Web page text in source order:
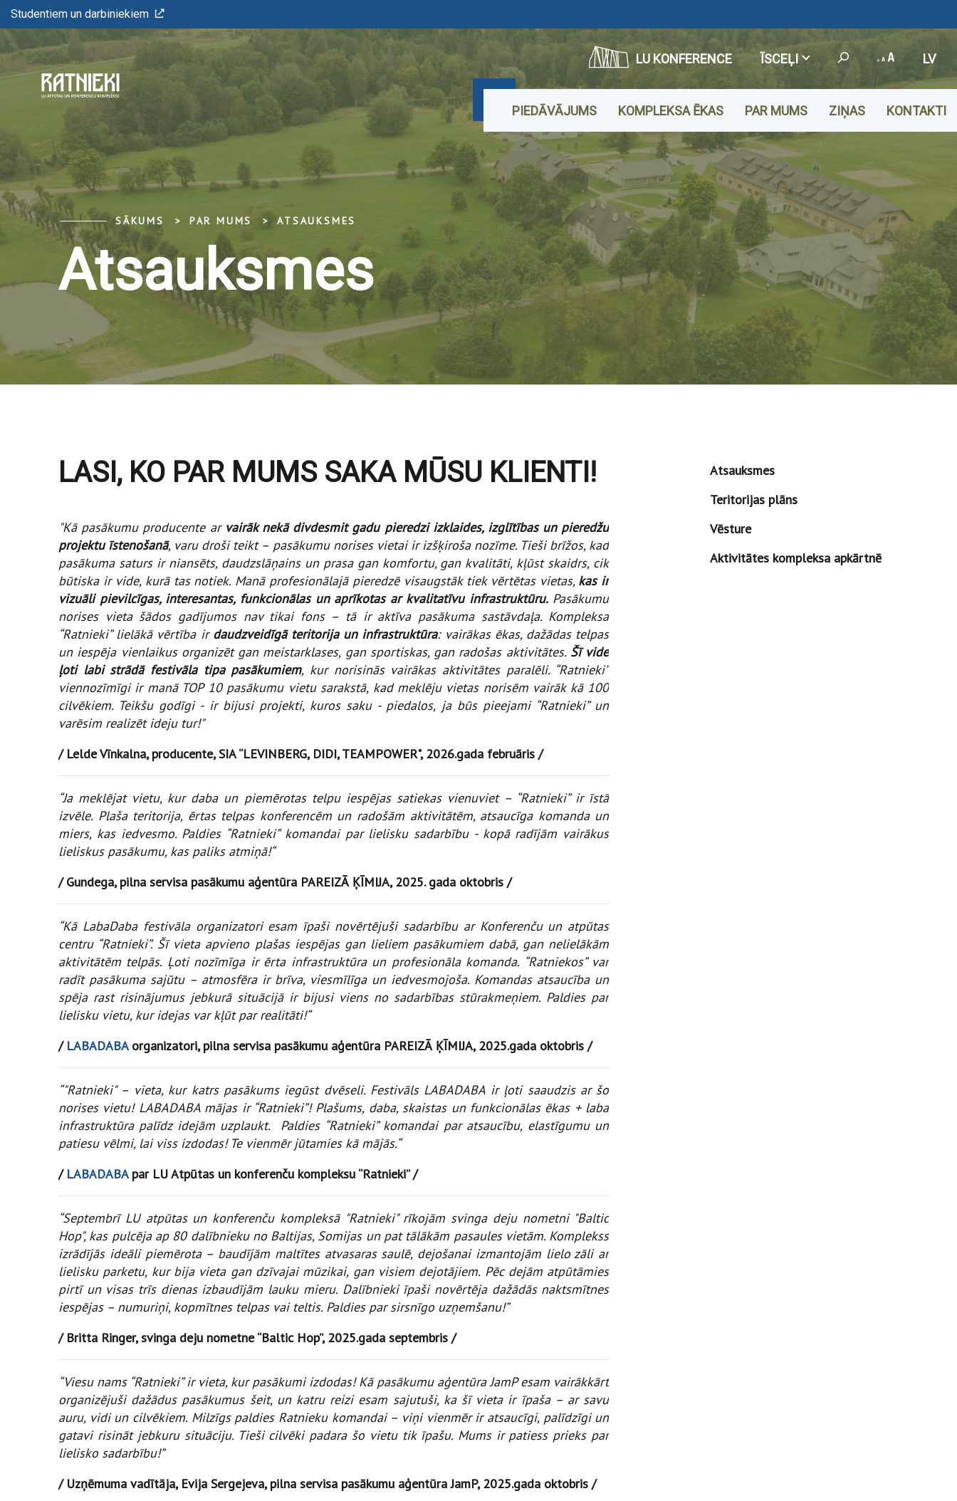
Studentiem un darbiniekiem
LU KONFERENCE ĪSCEĻI LV
PIEDĀVĀJUMS KOMPLEKSA ĒKAS PAR MUMS ZIŅAS KONTAKTI
SĀKUMS PAR MUMS ATSAUKSMES
Atsauksmes
LASI, KO PAR MUMS SAKA MŪSU KLIENTI!
"Kā pasākumu producente ar vairāk nekā divdesmit gadu pieredzi izklaides, izglītības un pieredžu
projektu īstenošanā, varu droši teikt – pasākumu norises vietai ir izšķiroša nozīme. Tieši brīžos, kad
pasākuma saturs ir niansēts, daudzslāņains un prasa gan komfortu, gan kvalitāti, kļūst skaidrs, cik
būtiska ir vide, kurā tas notiek. Manā profesionālajā pieredzē visaugstāk tiek vērtētas vietas, kas ir
vizuāli pievilcīgas, interesantas, funkcionālas un aprīkotas ar kvalitatīvu infrastruktūru.Pasākumu
norises vieta šādos gadījumos nav tikai fons – tā ir aktīva pasākuma sastāvdaļa. Kompleksa
“Ratnieki” lielākā vērtība ir daudzveidīgā teritorija un infrastruktūra: vairākas ēkas, dažādas telpas
un iespēja vienlaikus organizēt gan meistarklases, gan sportiskas, gan radošas aktivitātes. Šī vide
ļoti labi strādā festivāla tipa pasākumiem, kur norisinās vairākas aktivitātes paralēli. “Ratnieki”
viennozīmīgi ir manā TOP 10 pasākumu vietu sarakstā, kad meklēju vietas norisēm vairāk kā 100
cilvēkiem. Teikšu godīgi - ir bijusi projekti, kuros saku - piedalos, ja būs pieejami “Ratnieki” un
varēsim realizēt ideju tur!"
/ Lelde Vīnkalna, producente, SIA “LEVINBERG, DIDI, TEAMPOWER", 2026.gada februāris /
“Ja meklējat vietu, kur daba un piemērotas telpu iespējas satiekas vienuviet – “Ratnieki” ir īstā
izvēle. Plaša teritorija, ērtas telpas konferencēm un radošām aktivitātēm, atsaucīga komanda un
miers, kas iedvesmo. Paldies “Ratnieki” komandai par lielisku sadarbību - kopā radījām vairākus
lieliskus pasākumu, kas paliks atmiņā!“
/ Gundega, pilna servisa pasākumu aģentūra PAREIZĀ ĶĪMIJA, 2025. gada oktobris /
“Kā LabaDaba festivāla organizatori esam īpaši novērtējuši sadarbību ar Konferenču un atpūtas
centru “Ratnieki”. Šī vieta apvieno plašas iespējas gan lieliem pasākumiem dabā, gan nelielākām
aktivitātēm telpās. Ļoti nozīmīga ir ērta infrastruktūra un profesionāla komanda. “Ratniekos” var
radīt pasākuma sajūtu – atmosfēra ir brīva, viesmīlīga un iedvesmojoša. Komandas atsaucība un
spēja rast risinājumus jebkurā situācijā ir bijusi viens no sadarbības stūrakmeņiem. Paldies par
lielisku vietu, kur idejas var kļūt par realitāti!“
/ LABADABAorganizatori, pilna servisa pasākumu aģentūra PAREIZĀ ĶĪMIJA, 2025.gada oktobris /
“"Ratnieki" – vieta, kur katrs pasākums iegūst dvēseli. Festivāls LABADABA ir ļoti saaudzis ar šo
norises vietu! LABADABA mājas ir “Ratnieki”! Plašums, daba, skaistas un funkcionālas ēkas + laba
infrastruktūra palīdz idejām uzplaukt. Paldies “Ratnieki” komandai par atsaucību, elastīgumu un
patiesu vēlmi, lai viss izdodas! Te vienmēr jūtamies kā mājās.“
/ LABADABApar LU Atpūtas un konferenču kompleksu “Ratnieki” /
“Septembrī LU atpūtas un konferenču kompleksā "Ratnieki" rīkojām svinga deju nometni "Baltic
Hop", kas pulcēja ap 80 dalībnieku no Baltijas, Somijas un pat tālākām pasaules vietām. Komplekss
izrādījās ideāli piemērota – baudījām maltītes atvasaras saulē, dejošanai izmantojām lielo zāli ar
lielisku parketu, kur bija vieta gan dzīvajai mūzikai, gan visiem dejotājiem. Pēc dejām atpūtāmies
pirtī un visas trīs dienas izbaudījām lauku mieru. Dalībnieki īpaši novērtēja dažādās naktsmītnes
iespējas – numuriņi, kopmītnes telpas vai teltis. Paldies par sirsnīgo uzņemšanu!”
/ Britta Ringer, svinga deju nometne “Baltic Hop”, 2025.gada septembris /
“Viesu nams “Ratnieki” ir vieta, kur pasākumi izdodas! Kā pasākumu aģentūra JamP esam vairākkārt
organizējuši dažādus pasākumus šeit, un katru reizi esam sajutuši, ka šī vieta ir īpaša – ar savu
auru, vidi un cilvēkiem. Milzīgs paldies Ratnieku komandai – viņi vienmēr ir atsaucīgi, palīdzīgi un
gatavi risināt jebkuru situāciju. Tieši cilvēki padara šo vietu tik īpašu. Mums ir patiess prieks par
lielisko sadarbību!”
/ Uzņēmuma vadītāja, Evija Sergejeva, pilna servisa pasākumu aģentūra JamP, 2025.gada oktobris /
Atsauksmes
Teritorijas plāns
Vēsture
Aktivitātes kompleksa apkārtnē